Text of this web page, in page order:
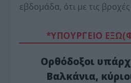
εβδομάδα, ότι με τις
*ΥΠΟΥΡΓΕΙΟ
Ορθόδοξοι
Βαλκάνια,